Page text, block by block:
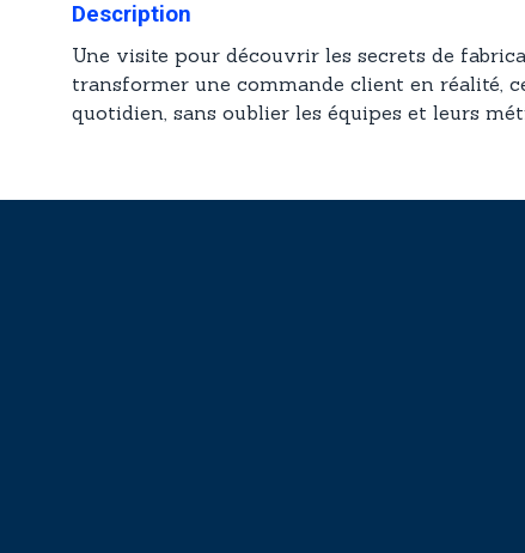
Description
Une visite pour découvrir les secrets de
transformer une commande client en réalité,
quotidien, sans oublier les équipes et leurs